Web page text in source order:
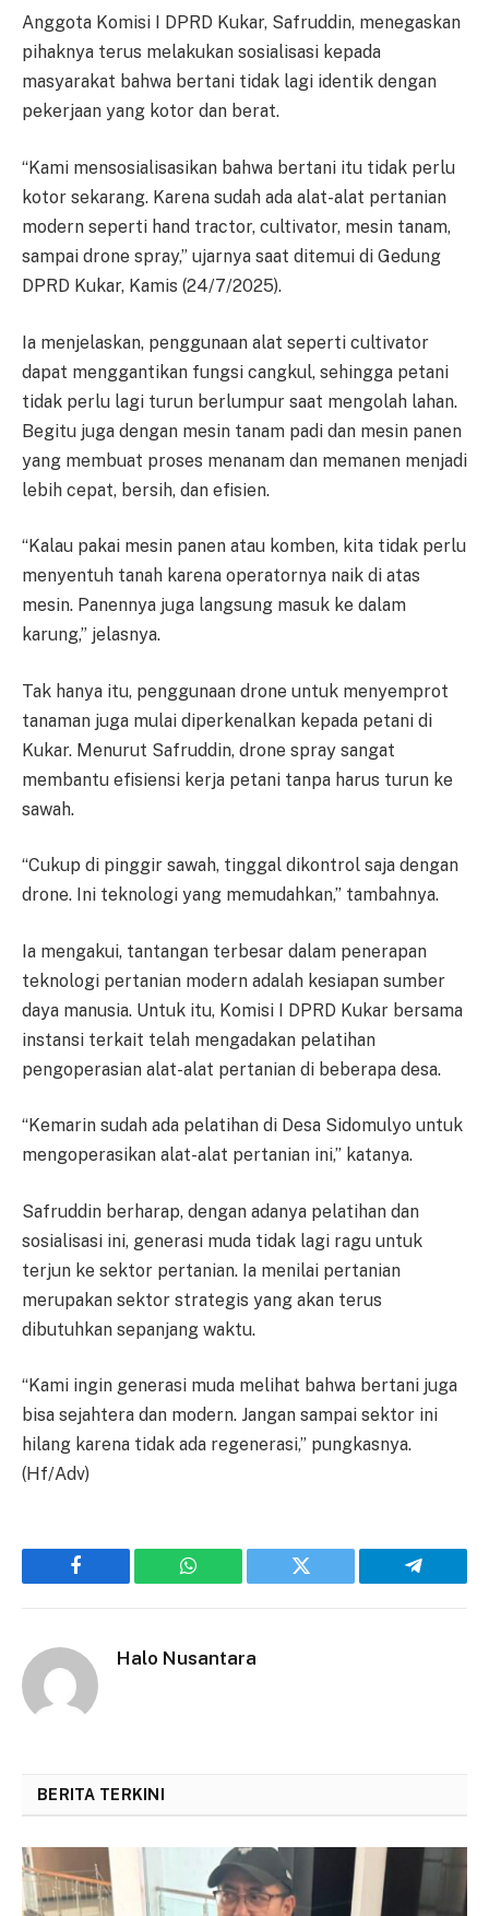
Anggota Komisi I DPRD Kukar, Safruddin, menegaskan
pihaknya terus melakukan sosialisasi kepada
masyarakat bahwa bertani tidak lagi identik dengan
pekerjaan yang kotor dan berat.
“Kami mensosialisasikan bahwa bertani itu tidak perlu
kotor sekarang. Karena sudah ada alat-alat pertanian
modern seperti hand tractor, cultivator, mesin tanam,
sampai drone spray,” ujarnya saat ditemui di Gedung
DPRD Kukar, Kamis (24/7/2025).
Ia menjelaskan, penggunaan alat seperti cultivator
dapat menggantikan fungsi cangkul, sehingga petani
tidak perlu lagi turun berlumpur saat mengolah lahan.
Begitu juga dengan mesin tanam padi dan mesin panen
yang membuat proses menanam dan memanen menjadi
lebih cepat, bersih, dan efisien.
“Kalau pakai mesin panen atau komben, kita tidak perlu
menyentuh tanah karena operatornya naik di atas
mesin. Panennya juga langsung masuk ke dalam
karung,” jelasnya.
Tak hanya itu, penggunaan drone untuk menyemprot
tanaman juga mulai diperkenalkan kepada petani di
Kukar. Menurut Safruddin, drone spray sangat
membantu efisiensi kerja petani tanpa harus turun ke
sawah.
“Cukup di pinggir sawah, tinggal dikontrol saja dengan
drone. Ini teknologi yang memudahkan,” tambahnya.
Ia mengakui, tantangan terbesar dalam penerapan
teknologi pertanian modern adalah kesiapan sumber
daya manusia. Untuk itu, Komisi I DPRD Kukar bersama
instansi terkait telah mengadakan pelatihan
pengoperasian alat-alat pertanian di beberapa desa.
“Kemarin sudah ada pelatihan di Desa Sidomulyo untuk
mengoperasikan alat-alat pertanian ini,” katanya.
Safruddin berharap, dengan adanya pelatihan dan
sosialisasi ini, generasi muda tidak lagi ragu untuk
terjun ke sektor pertanian. Ia menilai pertanian
merupakan sektor strategis yang akan terus
dibutuhkan sepanjang waktu.
“Kami ingin generasi muda melihat bahwa bertani juga
bisa sejahtera dan modern. Jangan sampai sektor ini
hilang karena tidak ada regenerasi,” pungkasnya.
(Hf/Adv)
Facebook WhatsApp Twitter Telegram
Halo Nusantara
BERITA TERKINI